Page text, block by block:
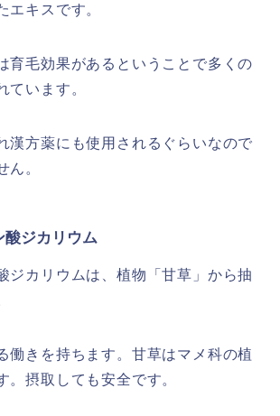
エキスです。
育毛効果があるということで多くの
ています。
漢方薬にも使用されるぐらいなので
ん。
酸ジカリウム
ジカリウムは、植物「甘草」から抽
働きを持ちます。甘草はマメ科の植
。摂取しても安全です。